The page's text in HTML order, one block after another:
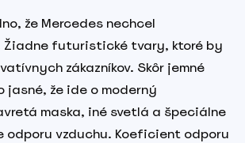
že Mercedes nechcel
Žiadne futuristické tvary, ktoré by
zákazníkov. Skôr jemné
jasné, že ide o moderný
maska, iné svetlá a špeciálne
odporu vzduchu. Koeficient odporu